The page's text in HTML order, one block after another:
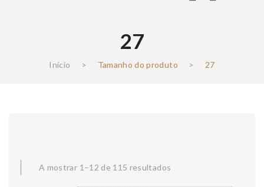
27
Início > Tamanho do produto > 27
A mostrar 1–12 de 115 resultados